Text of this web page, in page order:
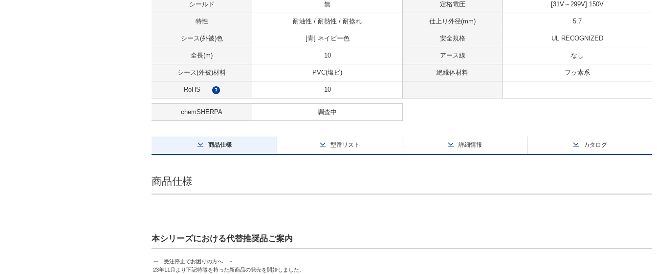
シールド 無 定格電圧 [31V～299V] 150V
特性 耐油性 / 耐熱性 / 耐捻れ 仕上り外径(mm) 5.7
シース(外被)色 [青] ネイビー色 安全規格 UL RECOGNIZED
全長(m) 10 アース線 なし
シース(外被)材料 PVC(塩ビ) 絶縁体材料 フッ素系
RoHS ? 10 - -
chemSHERPA 調査中
商品仕様 型番リスト 詳細情報 カタログ
商品仕様
本シリーズにおける代替推奨品ご案内
ー 受注停止でお困りの方へ －
23年11月より下記特徴を持った新商品の発売を開始しました。